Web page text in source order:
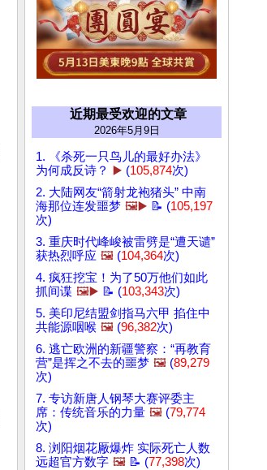
近期最受欢迎的文章
2026年5月9日
1. 《杀死一只鸟儿的最好办法》
为何成反诗？
▶️ (105,874次)
2. 大陆网友“箭射龙袍猪头” 中南
海那位连发噩梦 🖼️▶️ 📝 (105,197
次)
3. 重庆时代峰峻被雷劈是“遭天谴”
获热烈呼应 🖼️ (104,364次)
4. 疯狂挖宝！为了50万他们如此
抓间谍 🖼️▶️ 📝 (103,343次)
5. 美印尼结盟剑指马六甲 掐住中
共能源咽喉 🖼️ (96,382次)
6. 逃亡欧洲的新疆警察：“再教育
营”是挥之不去的噩梦 🖼️ (89,279
次)
7. 专访新唐人钢琴大赛评委主
席：传统音乐的力量 🖼️ (79,774
次)
8. 浏阳烟花厰爆炸 实际死亡人数
远超官方数字 🖼️ 📝 (77,398次)